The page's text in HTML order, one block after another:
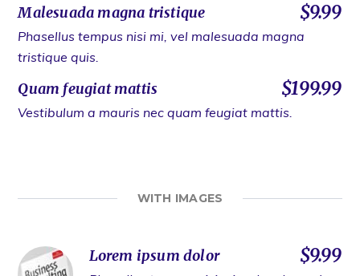
Malesuada magna tristique $9.99
Phasellus tempus nisi mi, vel malesuada magna
tristique quis.
Quam feugiat mattis $199.99
Vestibulum a mauris nec quam feugiat mattis.
WITH IMAGES
Lorem ipsum dolor $9.99